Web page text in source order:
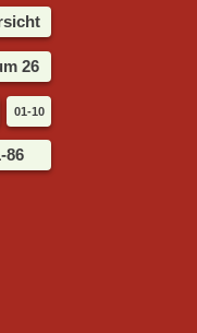
26
01-10
86